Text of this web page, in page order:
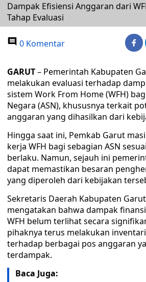
Dampak Efisiensi Anggaran dari
Tahap Evaluasi
0 Komentar
GARUT– Pemerintah Kabupaten
melakukan evaluasi terhadap
sistem Work From Home (WFH)
Negara (ASN), khususnya terkait
anggaran yang dihasilkan dari
Hingga saat ini, Pemkab Garut
kerja WFH bagi sebagian ASN
berlaku. Namun, sejauh ini
dapat memastikan besaran
yang diperoleh dari kebijakan
Sekretaris Daerah Kabupaten
mengatakan bahwa dampak
WFH belum terlihat secara
pihaknya terus melakukan
terhadap berbagai pos anggaran
terdampak.
Baca Juga: